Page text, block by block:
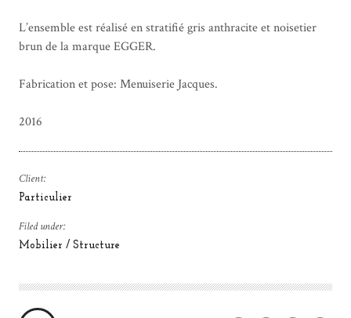
L’ensemble est réalisé en stratifié gris anthracite et noisetier
brun de la marque EGGER.
Fabrication et pose: Menuiserie Jacques.
2016
Client:
Particulier
Filed under:
Mobilier / Structure